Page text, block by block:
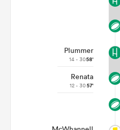
Plummer
14 - 3058'
Renata
12 - 3057'